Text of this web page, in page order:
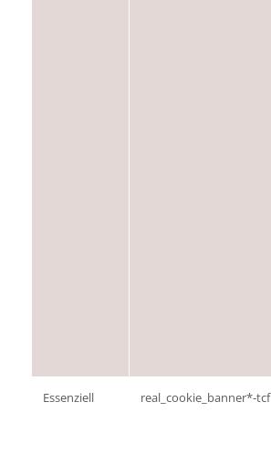
Essenziell real_cookie_banner*-tcf